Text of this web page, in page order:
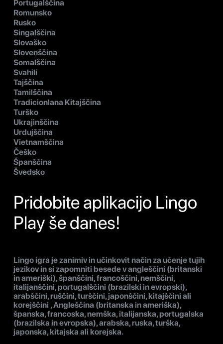
Portugalščina
Romunsko
Rusko
Singalščina
Slovaško
Slovenščina
Somalščina
Svahili
Tajščina
Tamilščina
Tradicionlana Kitajščina
Turško
Ukrajinščina
Urdujščina
Vietnamščina
Češko
Španščina
Švedsko
Pridobite aplikacijo Lingo
Play še danes!
Lingo igra je zanimiv in učinkovit način za učenje tujih
jezikov in si zapomniti besede v angleščini (britanski
in ameriški), španščini, francoščini, nemščini,
italijanščini, portugalščini (brazilski in evropski),
arabščini, ruščini, turščini, japonščini, kitajščini ali
korejščini , Angleščina (britanska in ameriška),
španska, francoska, nemška, italijanska, portugalska
(brazilska in evropska), arabska, ruska, turška,
japonska, kitajska ali korejska.